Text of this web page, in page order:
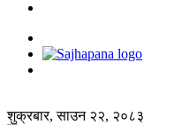
शुक्रबार, साउन २२, २०८३